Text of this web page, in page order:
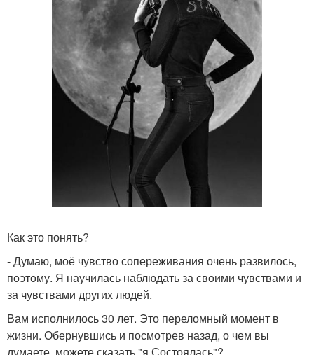
Как это понять?
- Думаю, моё чувство сопереживания очень развилось,
поэтому. Я научилась наблюдать за своими чувствами и
за чувствами других людей.
Вам исполнилось 30 лет. Это переломный момент в
жизни. Обернувшись и посмотрев назад, о чем вы
думаете, можете сказать "я Состоялась"?